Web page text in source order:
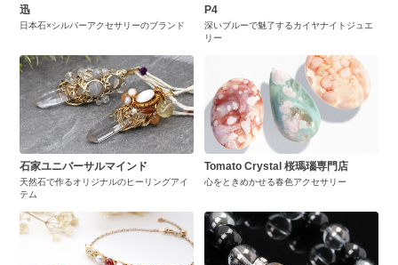
迅
日本石×シルバーアクセサリーのブランド
P4
深いブルーで魅了するカイヤナイトジュエ
リー
石家ユニバーサルマインド
天然石で作るオリジナルのヒーリングアイ
テム
Tomato Crystal 桜瑪瑙専門店
心をときめかせる春色アクセサリー